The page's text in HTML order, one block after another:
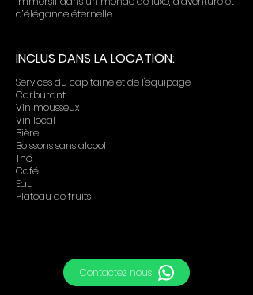
d’élégance éternelle.
INCLUS DANS LA LOCATION:
Services du capitaine et de l'équipage
Carburant
Vin mousseux
Vin local
Bière
Boissons sans alcool
Thé
Café
Eau
Plateau de fruits
Contactez nous